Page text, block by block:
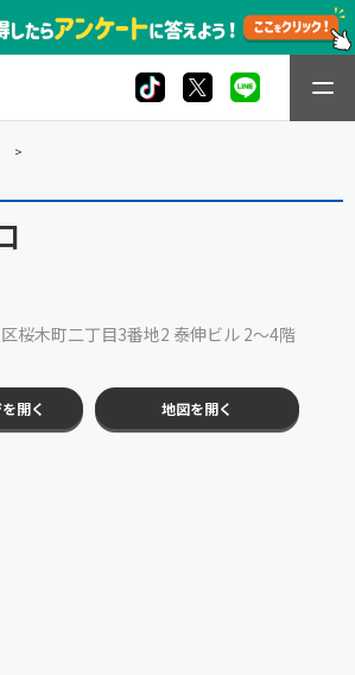
桜木町二丁目3番地2 泰伸ビル 2～4階
開く 地図を開く